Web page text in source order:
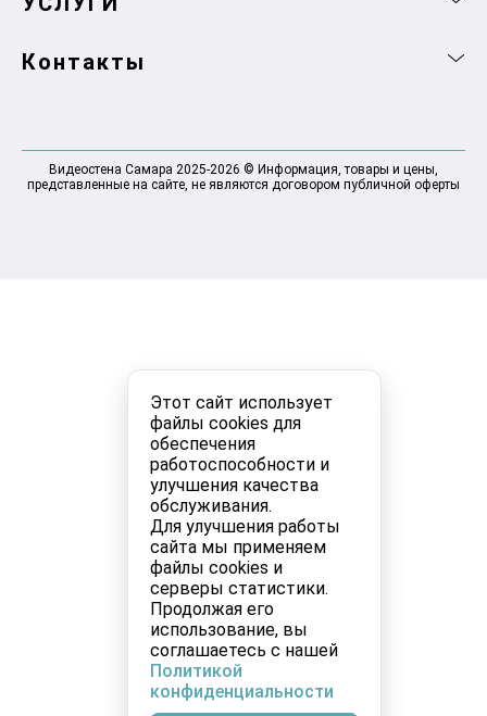
Этот сайт использует
файлы cookies для
обеспечения
работоспособности и
улучшения качества
обслуживания.
Для улучшения работы
сайта мы применяем
файлы cookies и
серверы статистики.
Продолжая его
использование, вы
соглашаетесь с нашей
Политикой
конфиденциальности
Контакты
Видеостена Самара 2025-2026 © Информация, товары и цены,
представленные на сайте, не являются договором публичной оферты